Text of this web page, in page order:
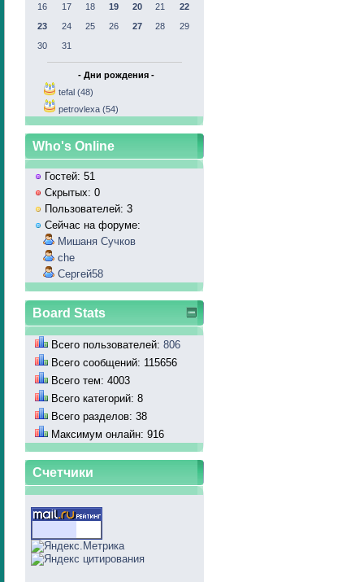
16
17 18 19 20 21
22
23
24 25 26 27 28
29
30
31
- Дни рождения -
tefal (48)
petrovlexa (54)
Who's Online
Гостей: 51
Скрытых: 0
Пользователей: 3
Сейчас на форуме:
Мишаня Сучков
che
Сергей58
Board Stats
Всего пользователей: 806
Всего сообщений: 115656
Всего тем: 4003
Всего категорий: 8
Всего разделов: 38
Максимум онлайн: 916
Счетчики